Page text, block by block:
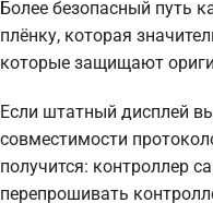
Более безопасный путь
плёнку, которая
которые защищают
Если штатный дисплей
совместимости
получится: контроллер
перепрошивать